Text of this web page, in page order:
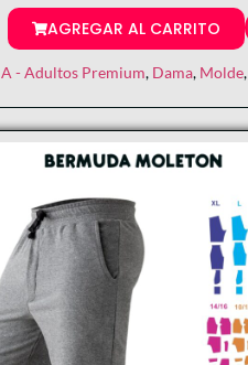
AGREGAR AL CARRITO
A - Adultos Premium, Dama, Molde,